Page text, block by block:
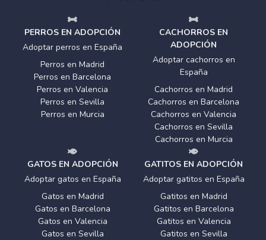
PERROS EN ADOPCIÓN
Adoptar perros en España
Perros en Madrid
Perros en Barcelona
Perros en Valencia
Perros en Sevilla
Perros en Murcia
CACHORROS EN
ADOPCIÓN
Adoptar cachorros en
España
Cachorros en Madrid
Cachorros en Barcelona
Cachorros en Valencia
Cachorros en Sevilla
Cachorros en Murcia
GATOS EN ADOPCIÓN
Adoptar gatos en España
Gatos en Madrid
Gatos en Barcelona
Gatos en Valencia
Gatos en Sevilla
GATITOS EN ADOPCIÓN
Adoptar gatitos en España
Gatitos en Madrid
Gatitos en Barcelona
Gatitos en Valencia
Gatitos en Sevilla